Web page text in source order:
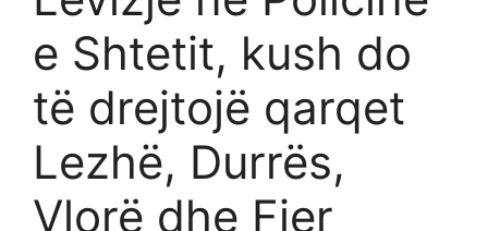
e Shtetit, kush do
të drejtojë qarqet
Lezhë, Durrës,
Vlorë dhe Fier